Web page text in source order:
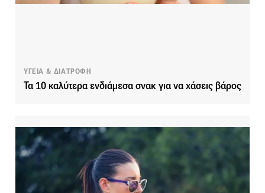
ΥΓΕΙΑ & ΔΙΑΤΡΟΦΗ
Τα 10 καλύτερα ενδιάμεσα σνακ για να χάσεις βάρος